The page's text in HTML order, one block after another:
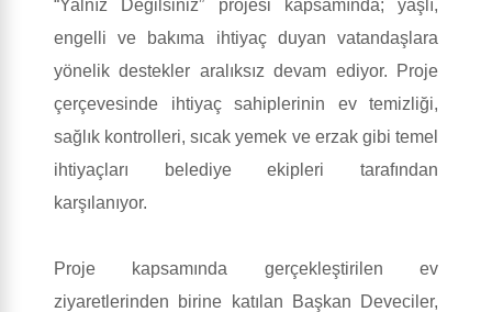
“Yalnız Değilsiniz” projesi kapsamında; yaşlı,
engelli ve bakıma ihtiyaç duyan vatandaşlara
yönelik destekler aralıksız devam ediyor. Proje
çerçevesinde ihtiyaç sahiplerinin ev temizliği,
sağlık kontrolleri, sıcak yemek ve erzak gibi temel
ihtiyaçları belediye ekipleri tarafından
karşılanıyor.
Proje kapsamında gerçekleştirilen ev
ziyaretlerinden birine katılan Başkan Deveciler,